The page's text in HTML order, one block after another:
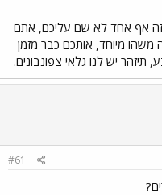
אף אחד לא שם עליכם, אתם
מיוחד, אותכם כבר מזמן
יש לנו גלאי צפונבונים.
#61